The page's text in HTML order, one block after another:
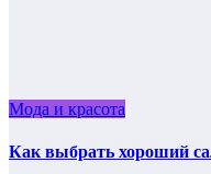
Мода и красота
Как выбрать хороший